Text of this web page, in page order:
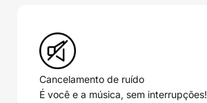
Cancelamento de ruído
É você e a música, sem interrupções!